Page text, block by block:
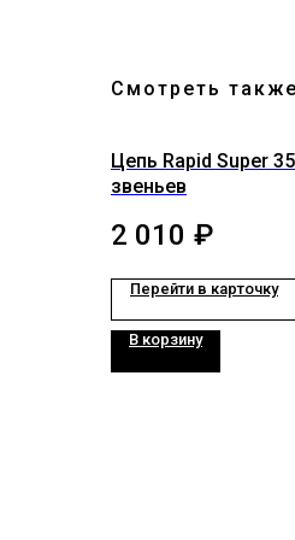
Смотреть также
Цепь Rapid Super
звеньев
2 010 ₽
Перейти в карточку
В корзину